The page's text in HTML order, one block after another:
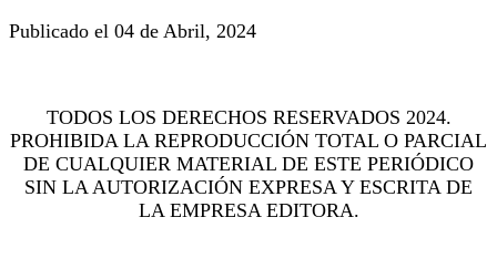
Publicado el 04 de Abril, 2024
TODOS LOS DERECHOS RESERVADOS 2024.
PROHIBIDA LA REPRODUCCIÓN TOTAL O PARCIAL
DE CUALQUIER MATERIAL DE ESTE PERIÓDICO
SIN LA AUTORIZACIÓN EXPRESA Y ESCRITA DE
LA EMPRESA EDITORA.